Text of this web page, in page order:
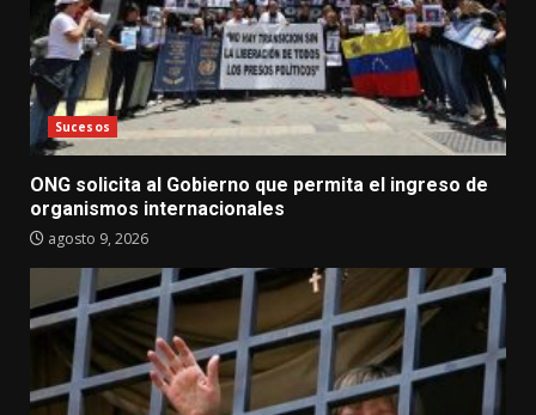
Sucesos
ONG solicita al Gobierno que permita el ingreso de
organismos internacionales
agosto 9, 2026